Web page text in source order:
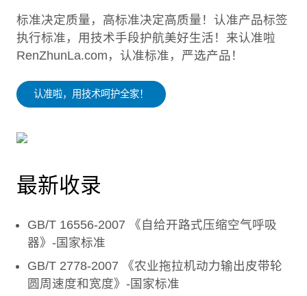
标准决定质量，高标准决定高质量！认准产品标签
执行标准，用技术手段护航美好生活！来认准啦
RenZhunLa.com，认准标准，严选产品！
认准啦，用技术呵护全家！
最新收录
GB/T 16556-2007 《自给开路式压缩空气呼吸
器》-国家标准
GB/T 2778-2007 《农业拖拉机动力输出皮带轮
圆周速度和宽度》-国家标准